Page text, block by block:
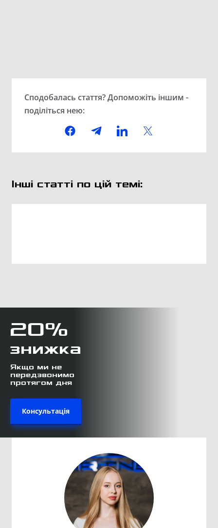
Сподобалась стаття? Допоможіть іншим -
поділіться нею:
Інші статті по цій темі:
20%
знижка
Якщо ми не
передзвонимо
протягом дня
Консультація